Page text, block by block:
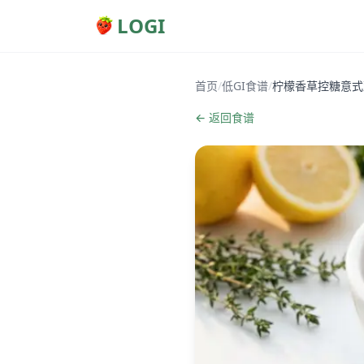
LOGI
首页/低GI食谱/柠檬香草控糖意
← 返回食谱